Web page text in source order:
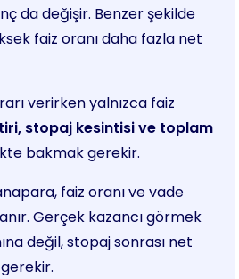
da değişir. Benzer şekilde
faiz oranı daha fazla net
verirken yalnızca faiz
stopaj kesintisi ve toplam
bakmak gerekir.
faiz oranı ve vade
Gerçek kazancı görmek
değil, stopaj sonrası net